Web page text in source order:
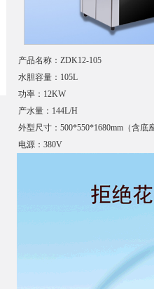
产品名称：ZDK12-105
水胆容量：105L
功率：12KW
产水量：144L/H
外型尺寸：500*550*1680mm（含底
电源：380V